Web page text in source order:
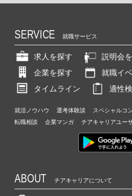
SERVICE 就職サービス
求人を探す
説明会
企業を探す
就職イ
タイムライン
適性
就活ノウハウ 選考体験談 スペシャルコ
転職相談
企業マンガ チアキャリアユー
ABOUT チアキャリアについて